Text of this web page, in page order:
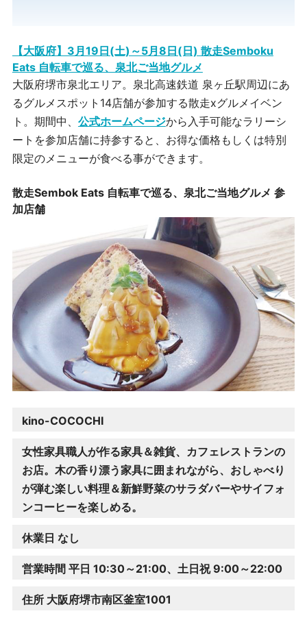
【大阪府】3月19日(土)～5月8日(日) 散走Semboku
Eats 自転車で巡る、泉北ご当地グルメ
大阪府堺市泉北エリア。泉北高速鉄道 泉ヶ丘駅周辺にあ
るグルメスポット14店舗が参加する散走xグルメイベン
ト。 期間中、 公式ホームページから入手可能なラリーシ
ートを参加店舗に持参すると、お得な価格もしくは特別
限定のメニューが食べる事ができます。
散走Sembok Eats 自転車で巡る、泉北ご当地グルメ 参
加店舗
kino-COCOCHI
女性家具職人が作る家具＆雑貨、カフェレストランの
お店。木の香り漂う家具に囲まれながら、おしゃべり
が弾む楽しい料理＆新鮮野菜のサラダバーやサイフォ
ンコーヒーを楽しめる。
休業日 なし
営業時間 平日 10:30～21:00、土日祝 9:00～22:00
住所 大阪府堺市南区釜室1001